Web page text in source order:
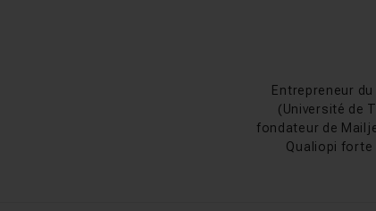
indéfiniment.
sera fourni à
via Quixel
Historique
Quixel Mixer a
création de
Entrepreneur
(Université de
fondateur de
Qualiopi forte